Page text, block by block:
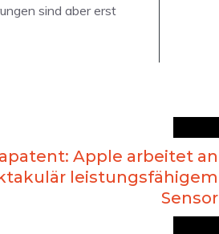
sind aber erst
Apple arbeitet an
leistungsfähigem
Sensor